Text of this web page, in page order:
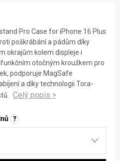
Pro Case for iPhone 16 Plus
poškrábání a pádům díky
okrajům kolem displeje i
otočným kroužkem pro
podporuje MagSafe
a díky technologii Tora-
?